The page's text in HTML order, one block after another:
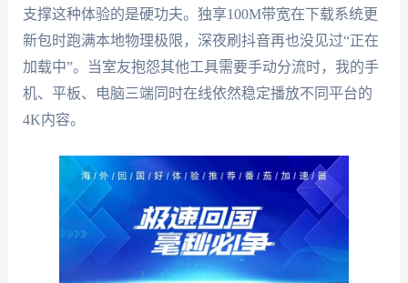
支撑这种体验的是硬功夫。独享100M带宽在下载系统更
新包时跑满本地物理极限，深夜刷抖音再也没见过“正在
加载中”。当室友抱怨其他工具需要手动分流时，我的手
机、平板、电脑三端同时在线依然稳定播放不同平台的
4K内容。